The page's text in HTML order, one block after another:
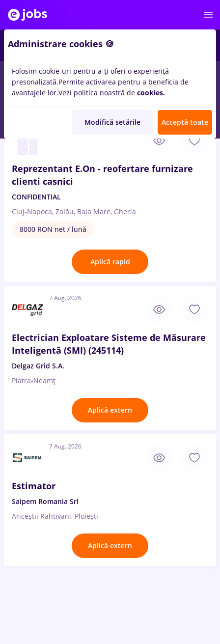
Salarii Remote (de acasă) București Cluj-
Reprezentant E.On - reofertare furnizare
clienti casnici
CONFIDENTIAL
Cluj-Napoca, Zalău, Baia Mare, Gherla
8000 RON net / lună
Aplică rapid
7 Aug. 2026
Electrician Exploatare Sisteme de Măsurare
Inteligentă (SMI) (245114)
Delgaz Grid S.A.
Piatra-Neamț
Aplică extern
7 Aug. 2026
Estimator
Saipem Romania Srl
Ariceștii Rahtivani, Ploiești
Aplică extern
Administrare cookies 🍪
Folosim cookie-uri pentru a-ți oferi o experiență
presonalizată.Permite activarea pentru a beneficia de
avantajele lor.Vezi politica noastră de cookies.
Modifică setările Acceptă toate